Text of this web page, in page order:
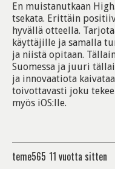
En muistanutkaan
tsekata. Erittäin
hyvällä otteella.
käyttäjille ja samalla
ja niistä opitaan.
Suomessa ja juuri
ja innovaatiota
toivottavasti joku
myös iOS:lle.
teme565 11 vuotta sitten